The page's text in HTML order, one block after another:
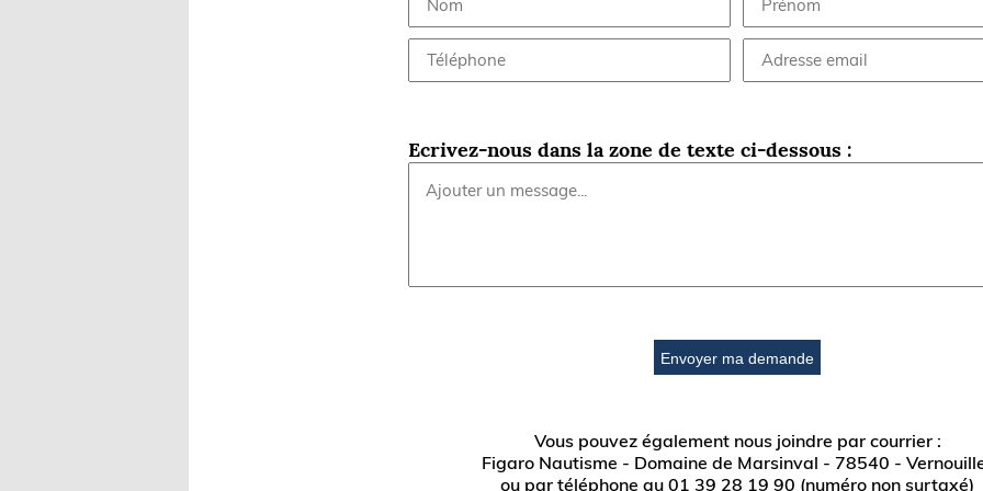
Ecrivez-nous dans la zone de texte ci-dessous :
Envoyer ma demande
Vous pouvez également nous joindre par courrier :
Figaro Nautisme - Domaine de Marsinval - 78540 -
ou par téléphone au 01 39 28 19 90 (numéro non surtaxé)